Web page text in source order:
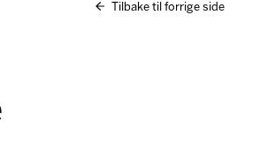
Tilbake til forrige side